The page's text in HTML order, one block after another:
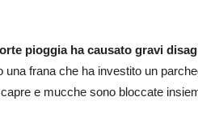
pioggia ha causato gravi
una frana che ha investito un
e mucche sono bloccate